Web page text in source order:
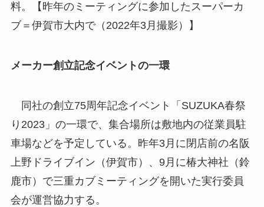
料。【昨年のミーティングに参加したスーパーカ
ブ＝伊賀市大内で（2022年3月撮影）】
メーカー創立記念イベントの一環
同社の創立75周年記念イベント「SUZUKA春祭
り2023」の一環で、集合場所は敷地内の従業員駐
車場などを予定している。昨年3月に閉店前の名阪
上野ドライブイン（伊賀市）、9月に椿大神社（鈴
鹿市）で三重カブミーティングを開いた実行委員
会が運営協力する。